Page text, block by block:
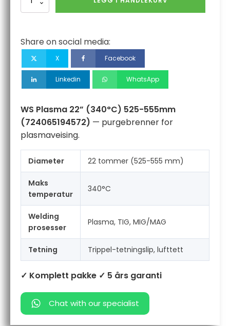
Plasma
555mm
antall
Share on social media:
X Facebook
Linkedin WhatsApp
WS Plasma 22” (340°C) 525-555mm
(724065194572) — purgebrenner for
plasmaveising.
Diameter 22 tommer (525-555 mm)
Maks
temperatur
340°C
Welding
prosesser
Plasma, TIG, MIG/MAG
Tetning Trippel-tetningslip, lufttett
✓ Komplett pakke ✓ 5 års garanti
Chat with our specialist